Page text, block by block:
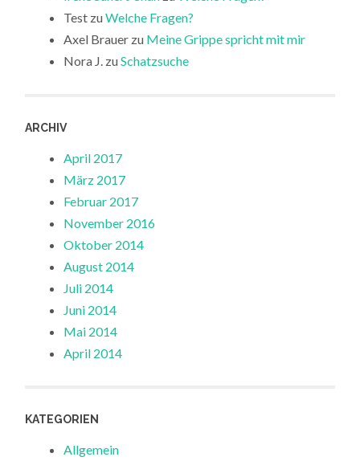
Test zuWelche Fragen?
Axel Brauer zu Meine Grippe spricht mit mir
Nora J. zuSchatzsuche
ARCHIV
April 2017
März 2017
Februar 2017
November 2016
Oktober 2014
August 2014
Juli 2014
Juni 2014
Mai 2014
April 2014
KATEGORIEN
Allgemein